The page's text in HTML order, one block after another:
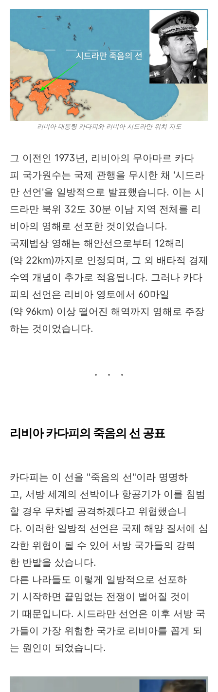
리비아 대통령 카다피와 리비아 시드라만 위치 지도
그 이전인 1973년, 리비아의 무아마르 카다
피 국가원수는 국제 관행을 무시한 채 '시드라
만 선언'을 일방적으로 발표했습니다. 이는 시
드라만 북위 32도 30분 이남 지역 전체를 리
비아의 영해로 선포한 것이었습니다.
국제법상 영해는 해안선으로부터 12해리
(약 22km)까지로 인정되며, 그 외 배타적 경제
수역 개념이 추가로 적용됩니다. 그러나 카다
피의 선언은 리비아 영토에서 60마일
(약 96km) 이상 떨어진 해역까지 영해로 주장
하는 것이었습니다.
리비아 카다피의 죽음의 선 공표
카다피는 이 선을 "죽음의 선"이라 명명하
고, 서방 세계의 선박이나 항공기가 이를 침범
할 경우 무차별 공격하겠다고 위협했습니
다. 이러한 일방적 선언은 국제 해양 질서에 심
각한 위협이 될 수 있어 서방 국가들의 강력
한 반발을 샀습니다.
다른 나라들도 이렇게 일방적으로 선포하
기 시작하면 끝임없는 전쟁이 벌어질 것이
기 때문입니다. 시드라만 선언은 이후 서방 국
가들이 가장 위험한 국가로 리비아를 꼽게 되
는 원인이 되었습니다.